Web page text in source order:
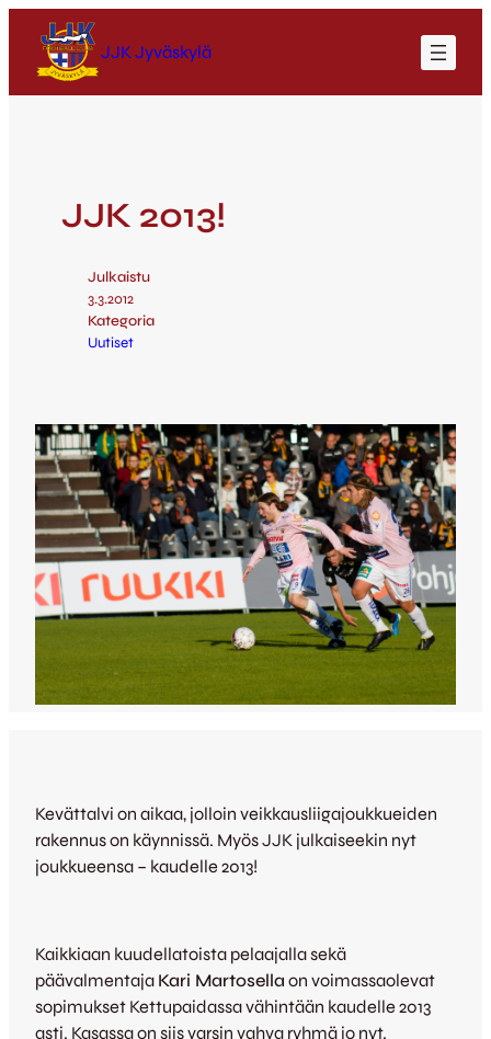
JJK Jyväskylä
JJK 2013!
Julkaistu
3.3.2012
Kategoria
Uutiset
Kevättalvi on aikaa, jolloin veikkausliigajoukkueiden
rakennus on käynnissä. Myös JJK julkaiseekin nyt
joukkueensa – kaudelle 2013!
Kaikkiaan kuudellatoista pelaajalla sekä
päävalmentaja Kari Martosella on voimassaolevat
sopimukset Kettupaidassa vähintään kaudelle 2013
asti. Kasassa on siis varsin vahva ryhmä jo nyt.